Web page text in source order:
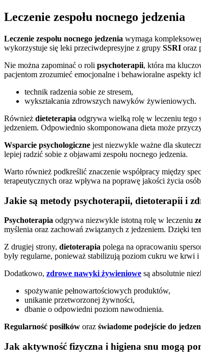
Leczenie zespołu nocnego jedzenia
Leczenie zespołu nocnego jedzenia wymaga
wykorzystuje się leki przeciwdepresyjne z grupy SSRI oraz
Nie można zapominać o roli psychoterapii, która ma
pacjentom zrozumieć emocjonalne i behawioralne aspekty
technik radzenia sobie ze stresem,
wykształcania zdrowszych nawyków żywieniowych.
Również dieteterapia odgrywa wielką rolę w leczeniu tego
jedzeniem. Odpowiednio skomponowana dieta może
Wsparcie psychologiczne jest niezwykle ważne dla
lepiej radzić sobie z objawami zespołu nocnego jedzenia.
Warto również podkreślić znaczenie współpracy między
terapeutycznych oraz wpływa na poprawę jakości życia
Jakie są metody psychoterapii, dietoterapii i
Psychoterapia odgrywa niezwykle istotną rolę w leczeniu
myślenia oraz zachowań związanych z jedzeniem. Dzięki
Z drugiej strony, dietoterapia polega na opracowaniu
były regularne, ponieważ stabilizują poziom cukru we krwi
Dodatkowo, zdrowe nawyki żywieniowe są absolutnie
spożywanie pełnowartościowych produktów,
unikanie przetworzonej żywności,
dbanie o odpowiedni poziom nawodnienia.
Regularność posiłków oraz świadome podejście do
Jak aktywność fizyczna i higiena snu mogą